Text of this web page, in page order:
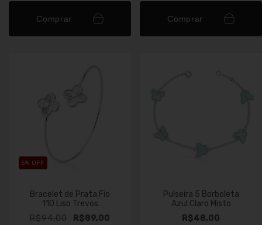
Comprar Comprar
5% OFF
Bracelet de Prata Fio
110 Liso Trevos
Detalhados
R$94,00
R$89,00
Pulseira 5 Borboleta
Azul Claro Misto
R$48,00